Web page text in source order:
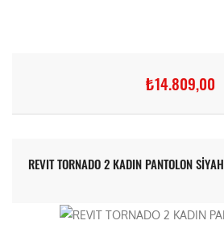
₺14.809,00
REVIT TORNADO 2 KADIN PANTOLON SİYAH